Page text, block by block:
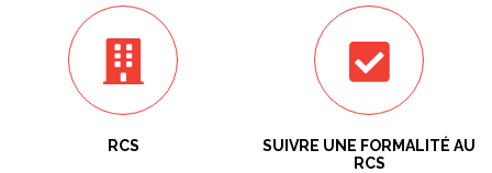
RCS
SUIVRE UNE FORMALITÉ AU
RCS